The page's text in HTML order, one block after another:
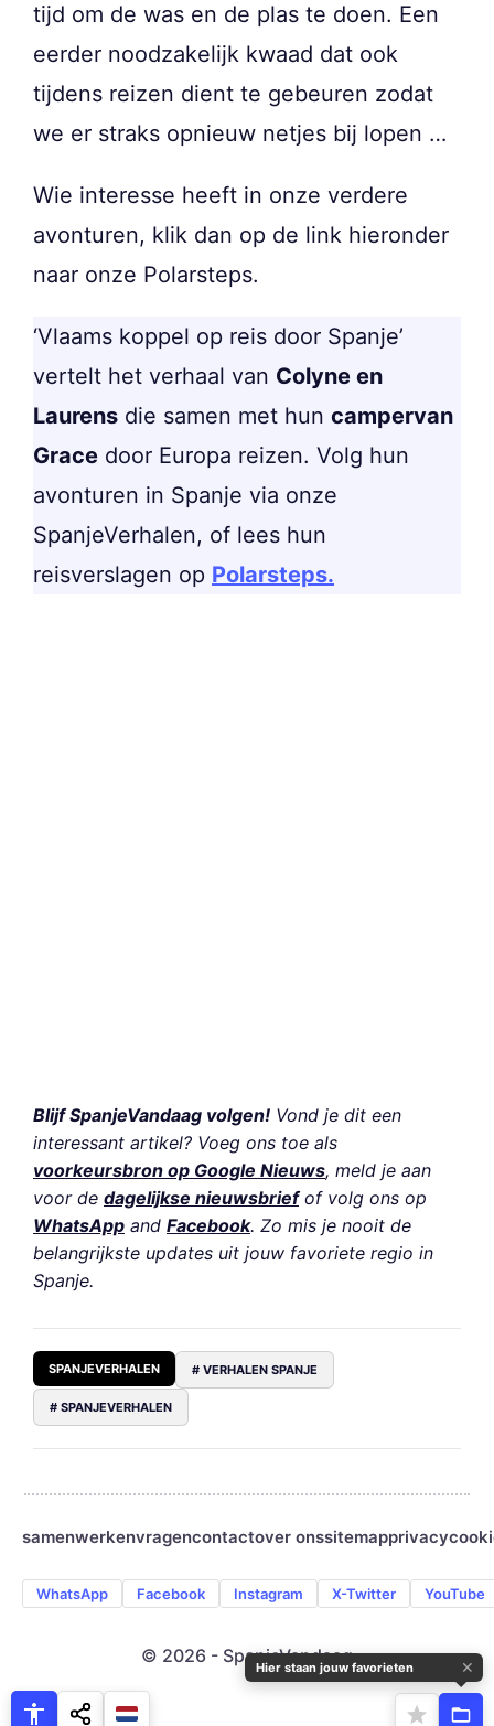
tijd om de was en de plas te doen. Een
eerder noodzakelijk kwaad dat ook
tijdens reizen dient te gebeuren zodat
we er straks opnieuw netjes bij lopen …
Wie interesse heeft in onze verdere
avonturen, klik dan op de link hieronder
naar onze Polarsteps.
‘Vlaams koppel op reis door Spanje’
vertelt het verhaal van Colyne en
Laurens die samen met hun campervan
Grace door Europa reizen. Volg hun
avonturen in Spanje via onze
SpanjeVerhalen, of lees hun
reisverslagen op Polarsteps.
Blijf SpanjeVandaag volgen! Vond je dit een
interessant artikel? Voeg ons toe als
voorkeursbron op Google Nieuws, meld je aan
voor de dagelijkse nieuwsbriefof volg ons op
WhatsApp and Facebook. Zo mis je nooit de
belangrijkste updates uit jouw favoriete regio in
Spanje.
SPANJEVERHALEN # VERHALEN SPANJE
# SPANJEVERHALEN
samenwerkenvragencontactover onssitemapprivacy
WhatsApp Facebook Instagram X-Twitter YouTube
© 2026 - SpanjeVandaag
Hier staan jouw favorieten ✕